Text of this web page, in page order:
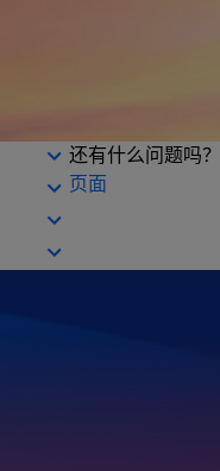
还有什么问题吗？
页面